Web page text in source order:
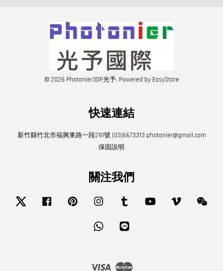
© 2026 Photonier3DP光予. Powered by EasyStore
快速連結
新竹縣竹北市福興東路一段291號 (03)6673313 photonier@gmail.com
保固說明
關注我們
Twitter Facebook Pinterest Instagram Tumblr YouTube Vimeo
Whatsapp
Visa Master